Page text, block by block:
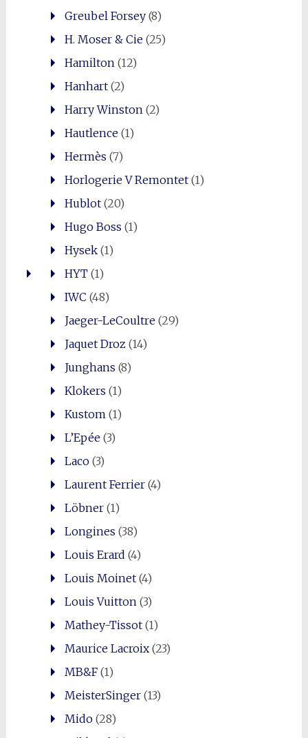
Greubel Forsey(8)
H. Moser & Cie(25)
Hamilton (12)
Hanhart(2)
Harry Winston (2)
Hautlence(1)
Hermès (7)
Horlogerie V Remontet(1)
Hublot(20)
Hugo Boss (1)
Hysek(1)
HYT(1)
IWC (48)
Jaeger-LeCoultre(29)
Jaquet Droz (14)
Junghans (8)
Klokers (1)
Kustom (1)
L’Epée(3)
Laco(3)
Laurent Ferrier(4)
Löbner(1)
Longines (38)
Louis Erard (4)
Louis Moinet(4)
Louis Vuitton (3)
Mathey-Tissot(1)
Maurice Lacroix(23)
MB&F(1)
MeisterSinger(13)
Mido(28)